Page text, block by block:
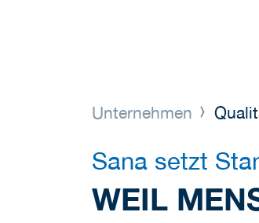
Unternehmen
Sana setzt
WEIL